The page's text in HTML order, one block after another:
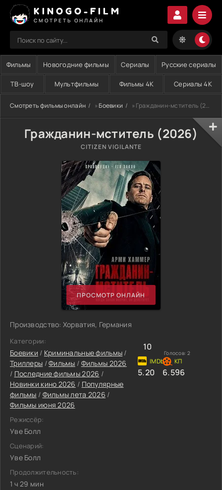
KINOGO-FILM
СМОТРЕТЬ ОНЛАЙН
Фильмы Новогодние фильмы Сериалы Русские сериалы
ТВ-шоу Мультфильмы Фильмы 4K Сериалы 4K
Смотреть фильмы онлайн »Боевики » Гражданин-мститель (2026)
Гражданин-мститель (2026)
CITIZEN VIGILANTE
ПРОСМОТР ОНЛАЙН
Производство: Хорватия, Германия
Категории:
Боевики / Криминальные фильмы /
Триллеры /Фильмы / Фильмы 2026
/ Последние фильмы 2026 /
Новинки кино 2026 / Популярные
фильмы / Фильмы лета 2026 /
Фильмы июня 2026
Режиссёр:
Уве Болл
Сценарий:
Уве Болл
Продолжительность:
1 ч 29 мин
10
Голосов: 2
5.20 6.596